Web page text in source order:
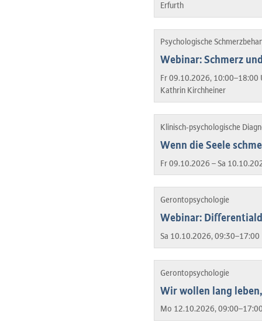
Erfurth
Psychologische
Webinar: Schmerz
Fr 09.10.2026, 10:00–18:00
Kathrin Kirchheiner
Klinisch-psychologische
Wenn die Seele
Fr 09.10.2026 – Sa
Gerontopsychologie
Webinar:
Sa 10.10.2026,
Gerontopsychologie
Wir wollen lang
Mo 12.10.2026,